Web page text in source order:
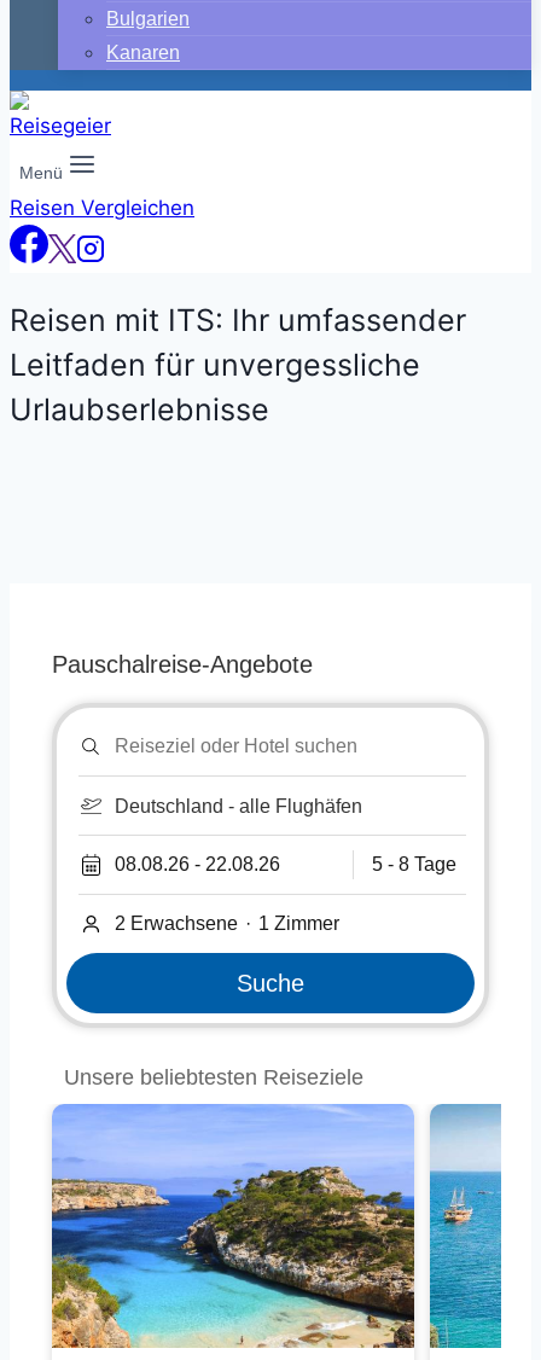
Bulgarien
Kanaren
Menü
Reisen Vergleichen
Reisen mit ITS: Ihr umfassender
Leitfaden für unvergessliche
Urlaubserlebnisse